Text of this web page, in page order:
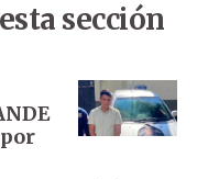
sección